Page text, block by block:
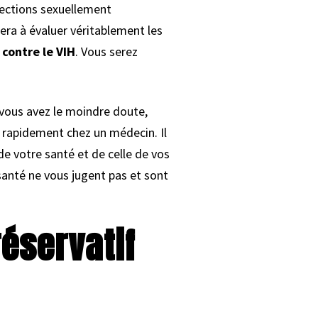
sexuellement
à évaluer véritablement les
le VIH. Vous serez
avez le moindre doute,
chez un médecin. Il
votre santé et de celle de vos
ne vous jugent pas et sont